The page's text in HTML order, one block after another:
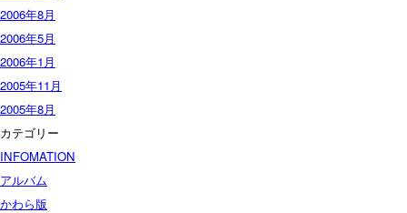
2006年8月
2006年5月
2006年1月
2005年11月
2005年8月
カテゴリー
INFOMATION
アルバム
かわら版